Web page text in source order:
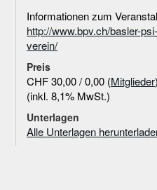
Informationen zum
http://www.bpv.ch/basler-
verein/
Preis
CHF 30,00 / 0,00 (Mitglieder)
(inkl. 8,1% MwSt.)
Unterlagen
Alle Unterlagen